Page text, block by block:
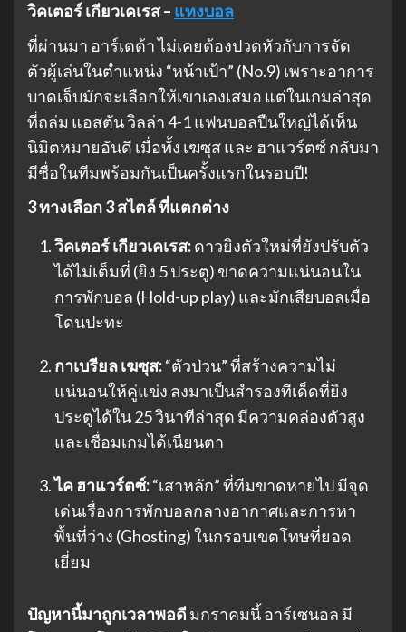
วิคเตอร์ เกียวเคเรส – แทงบอล
ที่ผ่านมา อาร์เตต้า ไม่เคยต้องปวดหัวกับการจัด
ตัวผู้เล่นในตำแหน่ง “หน้าเป้า” (No.9) เพราะอาการ
บาดเจ็บมักจะเลือกให้เขาเองเสมอ แต่ในเกมล่าสุด
ที่ถล่ม แอสตัน วิลล่า 4-1 แฟนบอลปืนใหญ่ได้เห็น
นิมิตหมายอันดี เมื่อทั้ง เฆซุส และ ฮาแวร์ตซ์ กลับมา
มีชื่อในทีมพร้อมกันเป็นครั้งแรกในรอบปี!
3 ทางเลือก 3 สไตล์ ที่แตกต่าง
วิคเตอร์ เกียวเคเรส:ดาวยิงตัวใหม่ที่ยังปรับตัว
ได้ไม่เต็มที่ (ยิง 5 ประตู) ขาดความแน่นอนใน
การพักบอล (Hold-up play) และมักเสียบอลเมื่อ
โดนปะทะ
กาเบรียล เฆซุส:“ตัวป่วน” ที่สร้างความไม่
แน่นอนให้คู่แข่ง ลงมาเป็นสำรองทีเด็ดที่ยิง
ประตูได้ใน 25 วินาทีล่าสุด มีความคล่องตัวสูง
และเชื่อมเกมได้เนียนตา
ไค ฮาแวร์ตซ์:“เสาหลัก” ที่ทีมขาดหายไป มีจุด
เด่นเรื่องการพักบอลกลางอากาศและการหา
พื้นที่ว่าง (Ghosting) ในกรอบเขตโทษที่ยอด
เยี่ยม
ปัญหานี้มาถูกเวลาพอดี มกราคมนี้ อาร์เซนอล มี